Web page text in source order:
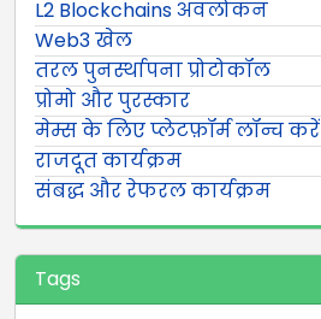
L2 Blockchains अवलोकन
Web3 खेल
तरल पुनर्स्थापना प्रोटोकॉल
प्रोमो और पुरस्कार
मेम्स के लिए प्लेटफ़ॉर्म लॉन्च करें
राजदूत कार्यक्रम
संबद्ध और रेफरल कार्यक्रम
Tags